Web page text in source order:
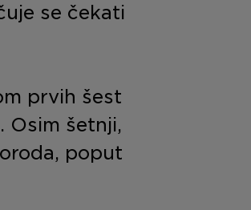
se čekati
prvih šest
Osim šetnji,
poput